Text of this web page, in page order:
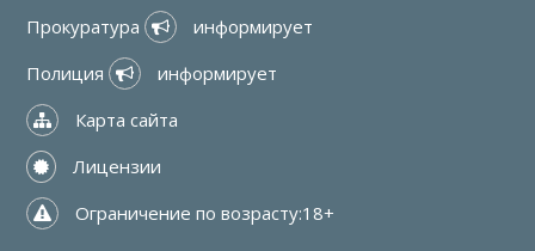
Прокуратура
информирует
Полиция
информирует
Карта сайта
Лицензии
Ограничение по возрасту:18+